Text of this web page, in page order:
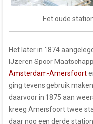
Het oude
Het later in 1874
IJzeren Spoor
Amsterdam-Amersfoort
ging tevens gebruik
daarvoor in 1875 aan
kreeg Amersfoort twee
daar nog een derde